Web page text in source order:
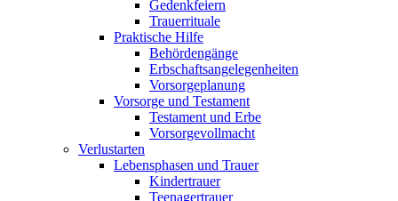
Gedenkfeiern
Trauerrituale
Praktische Hilfe
Behördengänge
Erbschaftsangelegenheiten
Vorsorgeplanung
Vorsorge und Testament
Testament und Erbe
Vorsorgevollmacht
Verlustarten
Lebensphasen und Trauer
Kindertrauer
Teenagertrauer